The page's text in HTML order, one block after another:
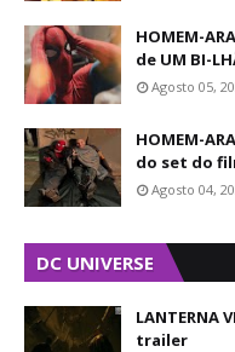
HOMEM-
de UM BI-
Agosto 05,
HOMEM-
do set do
Agosto 04,
DC UNIVERSE
LANTERNA
trailer